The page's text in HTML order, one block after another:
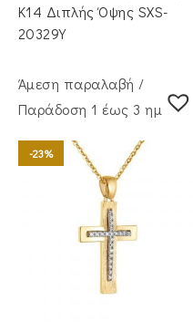
Κ14 Διπλής Όψης SXS-
20329Y
Άμεση παραλαβή /
Παράδoση 1 έως 3 ημέρες
-23%